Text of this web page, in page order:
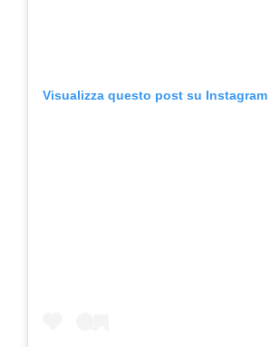
Visualizza questo post su Instagram